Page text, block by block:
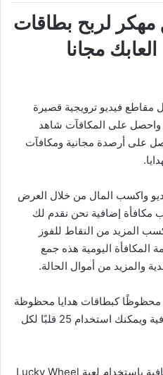
لربح بطاقات
مجانا
مقاطع فيديو ترويجية قصيرة
واحصل على المكافآت شاهد
على أرصدة مجانية ومكافآت
واكسب المال من خلال العرض
مكافأة إضافية نحن نقدم لك
المزيد من النقاط للفوز
المكافأة اليومية هذه جمع
والمزيد من أموال الحالة.
محظوظًا كبطاقات هدايا محظوظة
، واحصل على عملات معدنية إضافية ويمكنك استخدام 25 قلبًا لكل
احصل على نقاط إضافية باستخدام لعبة Lucky Wheel